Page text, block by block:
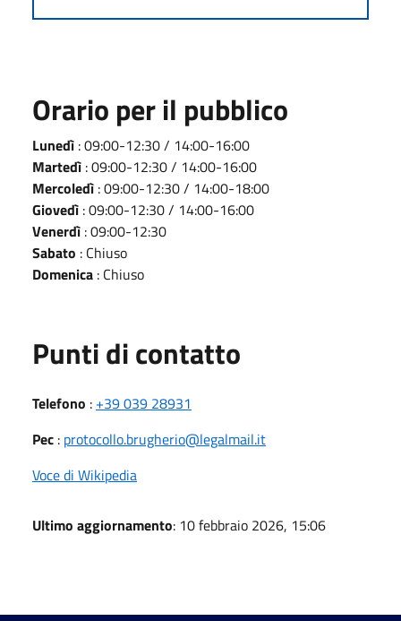
Orario per il pubblico
Lunedì : 09:00-12:30 / 14:00-16:00
Martedì : 09:00-12:30 / 14:00-16:00
Mercoledì : 09:00-12:30 / 14:00-18:00
Giovedì : 09:00-12:30 / 14:00-16:00
Venerdì : 09:00-12:30
Sabato : Chiuso
Domenica : Chiuso
Punti di contatto
Telefono : +39 039 28931
Pec : protocollo.brugherio@legalmail.it
Voce di Wikipedia
Ultimo aggiornamento: 10 febbraio 2026, 15:06